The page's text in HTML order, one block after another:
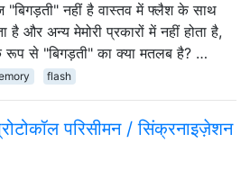
"बिगड़ती" नहीं है वास्तव में फ्लैश के साथ
है और अन्य मेमोरी प्रकारों में नहीं होता है,
से "बिगड़ती" का क्या मतलब है? …
flash
परिसीमन / सिंक्रनाइज़ेशन